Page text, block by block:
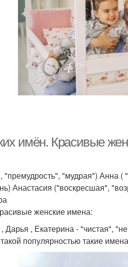
имён. Красивые
"мудрая") Анна (
Анастасия ("воскресшая",
женские имена:
Дарья , Екатерина - "чистая",
популярностью такие